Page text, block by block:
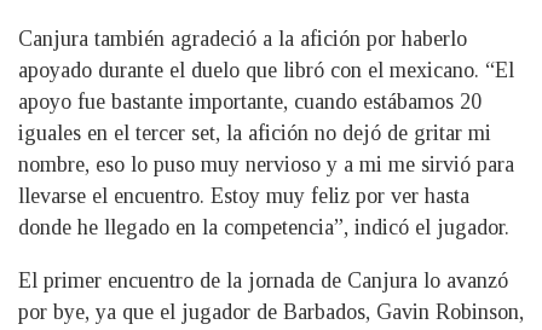
Canjura también agradeció a la afición por haberlo
apoyado durante el duelo que libró con el mexicano. “El
apoyo fue bastante importante, cuando estábamos 20
iguales en el tercer set, la afición no dejó de gritar mi
nombre, eso lo puso muy nervioso y a mi me sirvió para
llevarse el encuentro. Estoy muy feliz por ver hasta
donde he llegado en la competencia”, indicó el jugador.
El primer encuentro de la jornada de Canjura lo avanzó
por bye, ya que el jugador de Barbados, Gavin Robinson,